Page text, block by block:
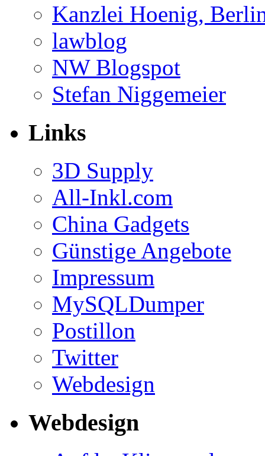
Kanzlei Hoenig,
lawblog
NW Blogspot
Stefan Niggemeier
Links
3D Supply
All-Inkl.com
China Gadgets
Günstige Angebote
Impressum
MySQLDumper
Postillon
Twitter
Webdesign
Webdesign